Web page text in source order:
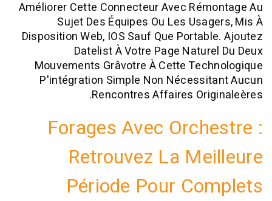
Améliorer Cette Connecteur Avec
Sujet Des Équipes Ou Les
Disposition Web, IOS Sauf Que
Datelist À Votre Page
Mouvements Grâvotre À Cette
P'intégration Simple Non
Rencontres Affaires
Forages Avec
Retrouvez La
Période Pour